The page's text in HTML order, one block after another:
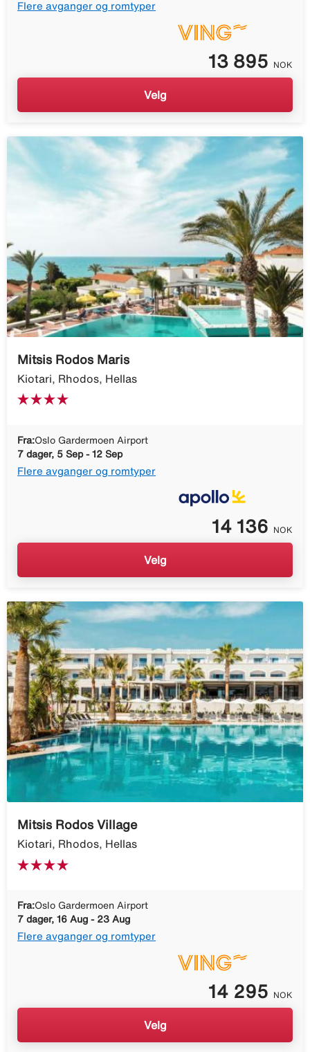
Flere avganger og romtyper
13 895 NOK
Velg
Mitsis Rodos Maris
Kiotari, Rhodos, Hellas
Fra:Oslo Gardermoen Airport
7 dager, 5 Sep - 12 Sep
Flere avganger og romtyper
14 136 NOK
Velg
Mitsis Rodos Village
Kiotari, Rhodos, Hellas
Fra:Oslo Gardermoen Airport
7 dager, 16 Aug - 23 Aug
Flere avganger og romtyper
14 295 NOK
Velg